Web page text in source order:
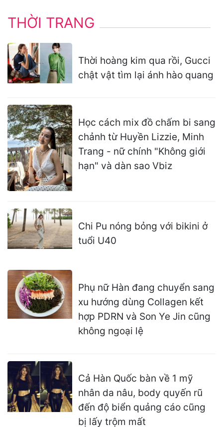
THỜI TRANG
Thời hoàng kim qua rồi, Gucci
chật vật tìm lại ánh hào quang
Học cách mix đồ chấm bi sang
chảnh từ Huyền Lizzie, Minh
Trang - nữ chính "Không giới
hạn" và dàn sao Vbiz
Chi Pu nóng bỏng với bikini ở
tuổi U40
Phụ nữ Hàn đang chuyển sang
xu hướng dùng Collagen kết
hợp PDRN và Son Ye Jin cũng
không ngoại lệ
Cả Hàn Quốc bàn về 1 mỹ
nhân da nâu, body quyến rũ
đến độ biển quảng cáo cũng
bị lấy trộm mất